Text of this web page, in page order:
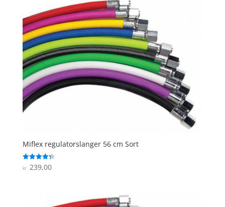
Miflex regulatorslanger 56 cm Sort
Vurderet
4.3
kr. 239,00